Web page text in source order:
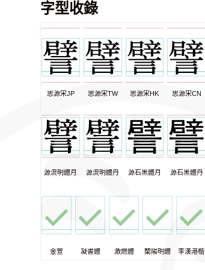
字型收錄
思源宋JP 思源宋TW 思源宋HK 思源宋CN
源流明體月 源流明體丹 源石黑體月 源石黑體丹
金萱 凝書體 激燃體 蘭陽明體 李漢港楷